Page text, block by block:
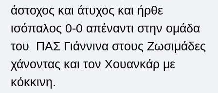
άστοχος και άτυχος και ήρθε
ισόπαλος 0-0 απέναντι στην ομάδα
του ΠΑΣ Γιάννινα στους Ζωσιμάδες
χάνοντας και τον Χουανκάρ με
κόκκινη.